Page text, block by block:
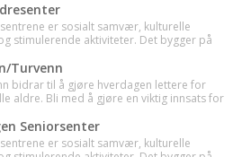
er sosialt samvær, kulturelle
stimulerende aktiviteter. Det bygger på
Turvenn
bidrar til å gjøre hverdagen lettere for
aldre. Bli med å gjøre en viktig innsats for
Seniorsenter
er sosialt samvær, kulturelle